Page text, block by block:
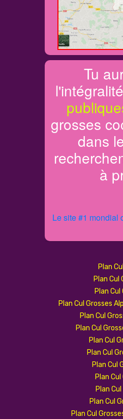
Tu
grosses
dans
à
Le site #1 mondial
Plan
Plan Cul
Plan
Plan Cul Grosses
Plan Cul
Plan Cul
Plan Cul
Plan Cul
Plan Cul
Plan Cul
Plan
Plan Cul
Plan Cul